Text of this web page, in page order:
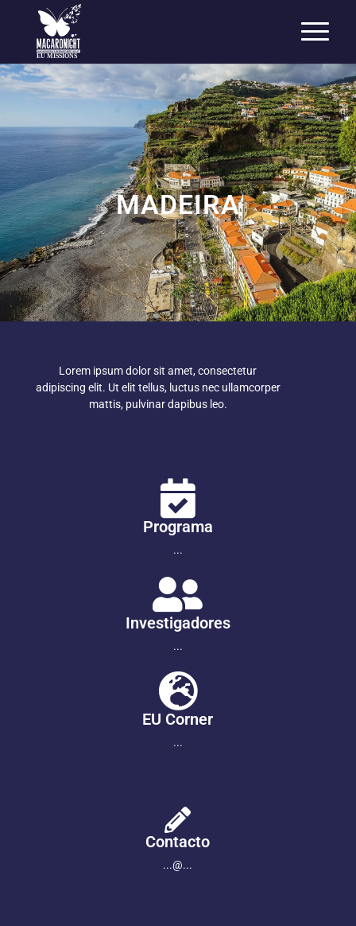
EU MISSIONS
MADEIRA
Lorem ipsum dolor sit amet, consectetur
adipiscing elit. Ut elit tellus, luctus nec ullamcorper
mattis, pulvinar dapibus leo.
Programa
...
Investigadores
...
EU Corner
...
Contacto
...@...